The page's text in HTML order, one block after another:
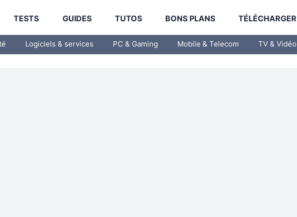
TESTS GUIDES TUTOS BONS PLANS TÉLÉCHARGER
Logiciels & services PC & Gaming Mobile & Telecom TV & Vidéo